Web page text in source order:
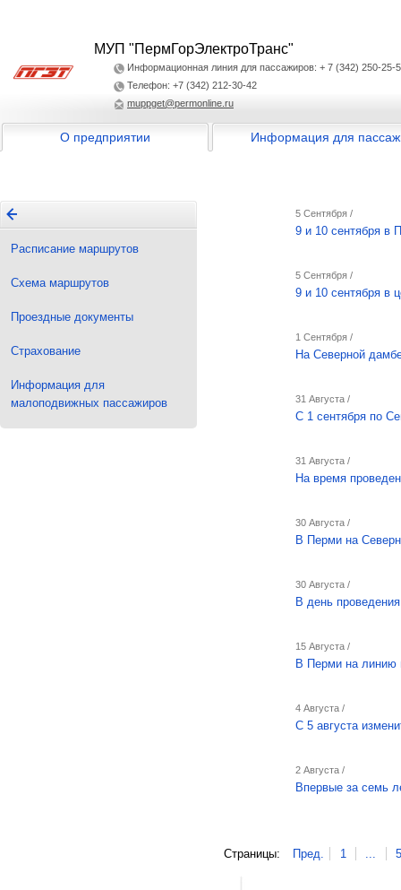
МУП "ПермГорЭлектроТранс"
Информационная линия для пассажиров: + 7 (342) 250-25-
Телефон: +7 (342) 212-30-42
muppget@permonline.ru
О предприятии Информация для
Расписание маршрутов
Схема маршрутов
Проездные документы
Страхование
Информация для
малоподвижных пассажиров
5 Сентября /
9 и 10 сентября в
5 Сентября /
9 и 10 сентября в
1 Сентября /
На Северной
31 Августа /
С 1 сентября по
31 Августа /
На время
30 Августа /
В Перми на
30 Августа /
В день
15 Августа /
В Перми на линию
4 Августа /
С 5 августа
2 Августа /
Впервые за семь
Страницы: Пред. 1